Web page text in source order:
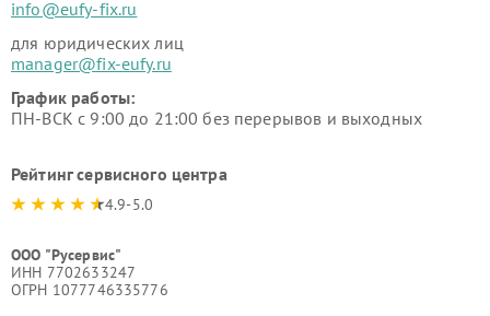
info@eufy-fix.ru
для юридических лиц
manager@fix-eufy.ru
График работы:
ПН-ВСК с 9:00 до 21:00 без перерывов и выходных
Рейтинг сервисного центра
4.9-5.0
ООО "Русервис"
ИНН 7702633247
ОГРН 1077746335776